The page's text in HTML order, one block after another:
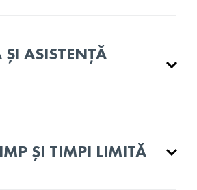
ASISTENȚĂ
ȘI TIMPI LIMITĂ